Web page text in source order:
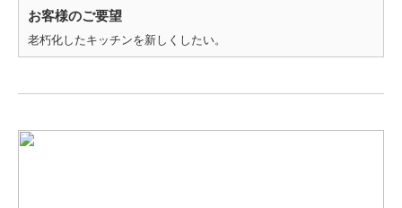
お客様のご要望
老朽化したキッチンを新しくしたい。